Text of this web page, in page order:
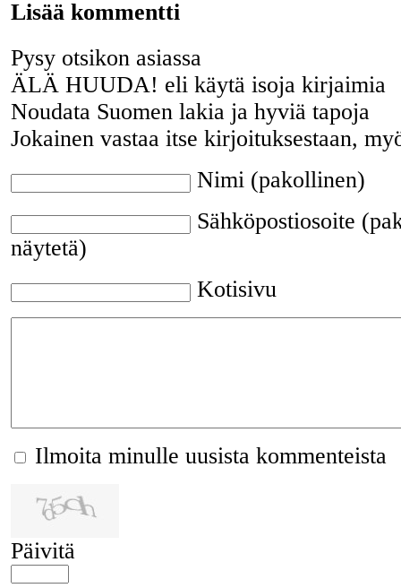
Lisää kommentti
Pysy otsikon asiassa
ÄLÄ HUUDA! eli käytä isoja kirjaimia
Noudata Suomen lakia ja hyviä tapoja
Jokainen vastaa itse kirjoituksestaan,
Nimi (pakollinen)
Sähköpostiosoite
näytetä)
Kotisivu
Ilmoita minulle uusista kommenteista
Päivitä